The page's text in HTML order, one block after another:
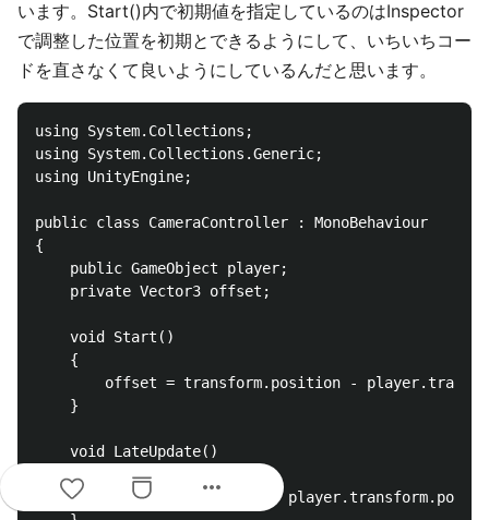
います。Start()内で初期値を指定しているのはInspector
で調整した位置を初期とできるようにして、いちいちコー
ドを直さなくて良いようにしているんだと思います。
using System.Collections;
using System.Collections.Generic;
using UnityEngine;
public class CameraController : MonoBehaviour
{
    public GameObject player;
    private Vector3 offset;
    void Start()
    {
offset = transform.position -
    }
    void LateUpdate()
    {
transform.position =
more_horiz